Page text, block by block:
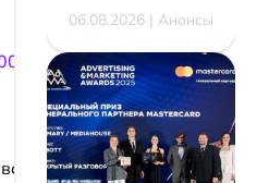
4а
06.08.2026 | Анонсы